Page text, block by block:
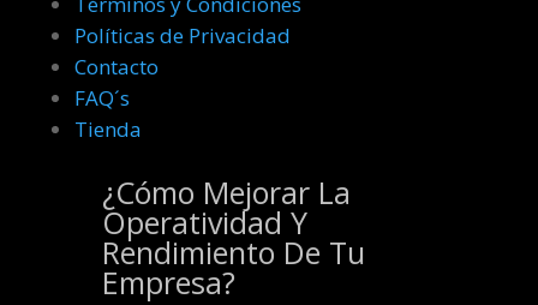
Políticas de Privacidad
Contacto
FAQ´s
Tienda
¿Cómo Mejorar La
Operatividad Y
Rendimiento De Tu
Empresa?